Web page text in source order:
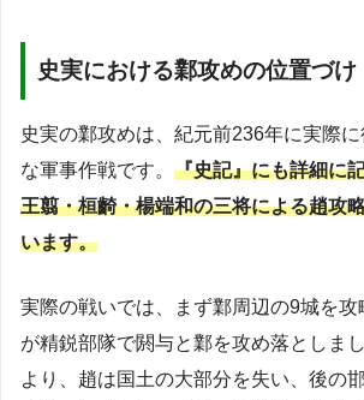
史実における鄴攻めの位置づけ
史実の鄴攻めは、紀元前236年に実際
な軍事作戦です。 『史記』にも詳細に
王翦・桓齮・楊端和の三将による趙攻
います。
実際の戦いでは、まず鄴周辺の9城を
が精鋭部隊で閼与と鄴を攻め落としま
より、趙は国土の大部分を失い、後の